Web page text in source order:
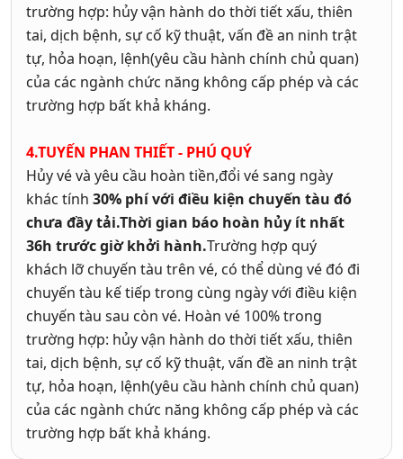
trường hợp: hủy vận hành do thời tiết xấu, thiên
tai, dịch bệnh, sự cố kỹ thuật, vấn đề an ninh trật
tự, hỏa hoạn, lệnh(yêu cầu hành chính chủ quan)
của các ngành chức năng không cấp phép và các
trường hợp bất khả kháng.
4.TUYẾN PHAN THIẾT - PHÚ QUÝ
Hủy vé và yêu cầu hoàn tiền,đổi vé sang ngày
khác tính 30% phí với điều kiện chuyến tàu đó
chưa đầy tải.Thời gian báo hoàn hủy ít nhất
36h trước giờ khởi hành.Trường hợp quý
khách lỡ chuyến tàu trên vé, có thể dùng vé đó đi
chuyến tàu kế tiếp trong cùng ngày với điều kiện
chuyến tàu sau còn vé. Hoàn vé 100% trong
trường hợp: hủy vận hành do thời tiết xấu, thiên
tai, dịch bệnh, sự cố kỹ thuật, vấn đề an ninh trật
tự, hỏa hoạn, lệnh(yêu cầu hành chính chủ quan)
của các ngành chức năng không cấp phép và các
trường hợp bất khả kháng.